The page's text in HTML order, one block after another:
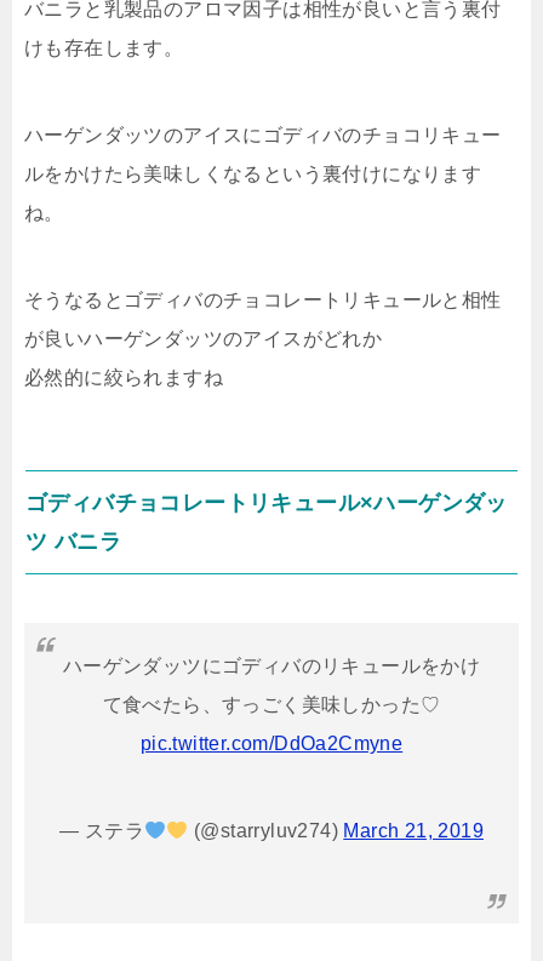
バニラと乳製品のアロマ因子は相性が良いと言う裏付
けも存在します。
ハーゲンダッツのアイスにゴディバのチョコリキュー
ルをかけたら美味しくなるという裏付けになります
ね。
そうなるとゴディバのチョコレートリキュールと相性
が良いハーゲンダッツのアイスがどれか
必然的に絞られますね
ゴディバチョコレートリキュール×ハーゲンダッ
ツ バニラ
ハーゲンダッツにゴディバのリキュールをかけ
て食べたら、すっごく美味しかった♡
pic.twitter.com/DdOa2Cmyne
— ステラ (@starryluv274) March 21, 2019